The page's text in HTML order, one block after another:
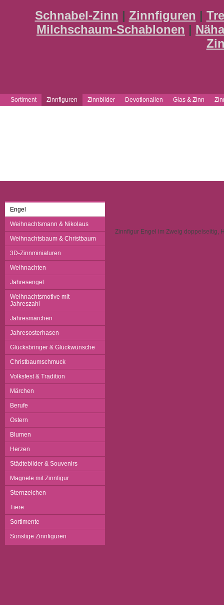
Schnabel-Zinn | Zinnfiguren |
Milchschaum-Schablonen |
Sortiment Zinnfiguren Zinnbilder Devotionalien Glas & Zinn
Engel
Weihnachtsmann & Nikolaus
Weihnachtsbaum & Christbaum
3D-Zinnminiaturen
Weihnachten
Jahresengel
Weihnachtsmotive mit
Jahreszahl
Jahresmärchen
Jahresosterhasen
Glücksbringer & Glückwünsche
Christbaumschmuck
Volksfest & Tradition
Märchen
Berufe
Ostern
Blumen
Herzen
Städtebilder & Souvenirs
Magnete mit Zinnfigur
Sternzeichen
Tiere
Sortimente
Sonstige Zinnfiguren
Zinnfigur Engel im Zweig doppelseitig,